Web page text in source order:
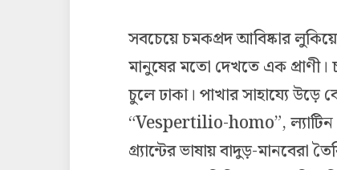
সবচেয়ে চমকপ্রদ আবিষ্কার
মানুষের মতো দেখতে এক প্রাণী।
চুলে ঢাকা। পাখার সাহায্যে উড়ে
“Vespertilio-homo”, ল্যাটিন
গ্র্যান্টের ভাষায় বাদুড়-মানবেরা